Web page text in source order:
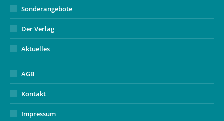
Sonderangebote
Der Verlag
Aktuelles
AGB
Kontakt
Impressum